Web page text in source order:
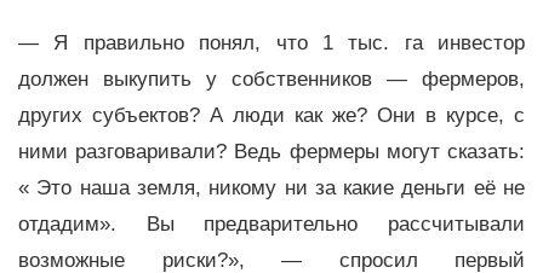
— Я правильно понял, что 1 тыс. га инвестор
должен выкупить у собственников — фермеров,
других субъектов? А люди как же? Они в курсе, с
ними разговаривали? Ведь фермеры могут сказать:
« Это наша земля, никому ни за какие деньги её не
отдадим». Вы предварительно рассчитывали
возможные риски?», — спросил первый